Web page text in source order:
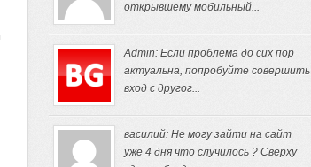
открывшему мобильный...
Admin: Если проблема до сих пор
актуальна, попробуйте совершить
вход с другог...
василий: Не могу зайти на сайт
уже 4 дня что случилось ? Сверху